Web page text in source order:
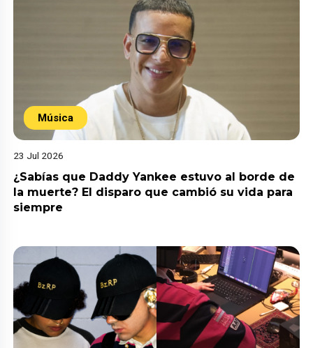
Música
23 Jul 2026
¿Sabías que Daddy Yankee estuvo al borde de
la muerte? El disparo que cambió su vida para
siempre